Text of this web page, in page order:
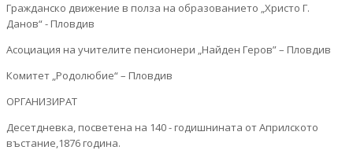
Гражданско движение в полза на образованието „Христо Г.
Данов“ - Пловдив
Асоциация на учителите пенсионери „Найден Геров” – Пловдив
Комитет „Родолюбие“ – Пловдив
ОРГАНИЗИРАТ
Десетдневка, посветена на 140 - годишнината от Априлското
въстание,1876 година.